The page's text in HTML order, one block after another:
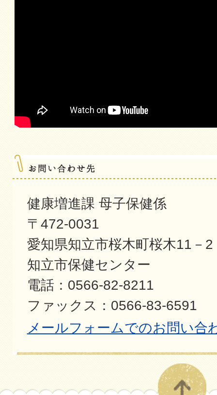
健康増進課 母子保健係
〒472-0031
愛知県知立市桜木町桜木11－2
知立市保健センター
電話：0566-82-8211
ファックス：0566-83-6591
メールフォームでのお問い合